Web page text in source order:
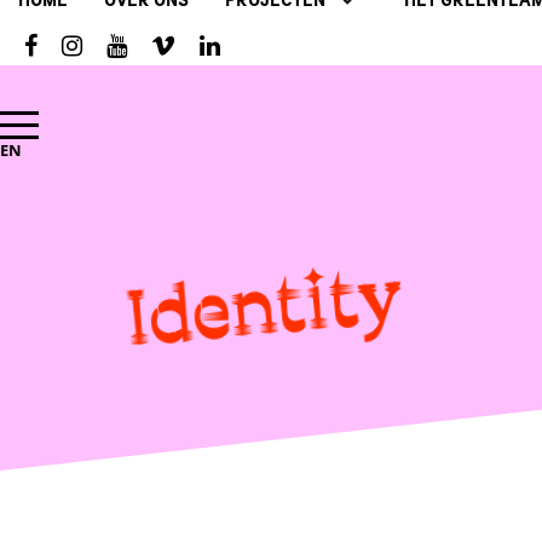
EN
Identity